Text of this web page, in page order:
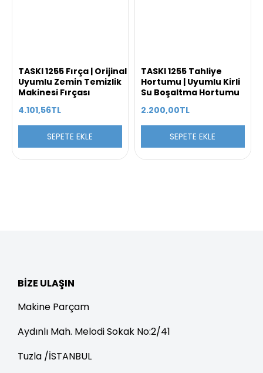
TASKI 1255 Fırça | Orijinal
Uyumlu Zemin Temizlik
Makinesi Fırçası
4.101,56TL
SEPETE EKLE
TASKI 1255 Tahliye
Hortumu | Uyumlu Kirli
Su Boşaltma Hortumu
2.200,00TL
SEPETE EKLE
BIZE ULAŞIN
Makine Parçam
Aydınlı Mah. Melodi Sokak No:2/41
Tuzla /İSTANBUL